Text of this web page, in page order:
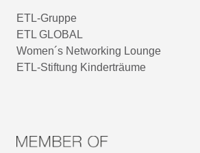
ETL-Gruppe
ETL GLOBAL
Women´s Networking Lounge
ETL-Stiftung Kinderträume